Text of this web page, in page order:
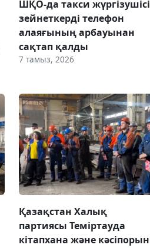
ШҚО-да такси жүргізушісі
зейнеткерді телефон
алаяғының арбауынан
сақтап қалды
7 тамыз, 2026
Қазақстан Халық
партиясы Теміртауда
кітапхана және кәсіпорын